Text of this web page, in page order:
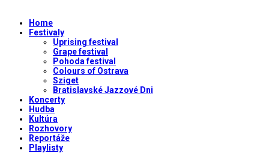
Home
Festivaly
Uprising festival
Grape festival
Pohoda festival
Colours of Ostrava
Sziget
Bratislavské Jazzové Dni
Koncerty
Hudba
Kultúra
Rozhovory
Reportáže
Playlisty